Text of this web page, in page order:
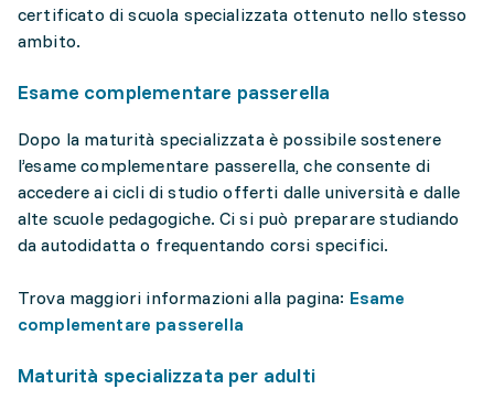
certificato di scuola specializzata ottenuto nello stesso
ambito.
Esame complementare passerella
Dopo la maturità specializzata è possibile sostenere
l’esame complementare passerella, che consente di
accedere ai cicli di studio offerti dalle università e dalle
alte scuole pedagogiche. Ci si può preparare studiando
da autodidatta o frequentando corsi specifici.
Trova maggiori informazioni alla pagina: Esame
complementare passerella
Maturità specializzata per adulti